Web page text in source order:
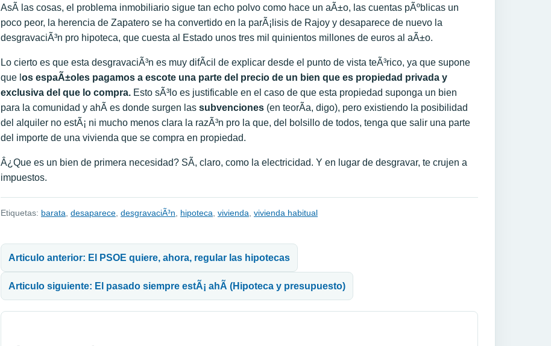
AsÃ­ las cosas, el problema inmobiliario sigue tan echo polvo como hace un aÃ±o, las cuentas pÃºblicas un
poco peor, la herencia de Zapatero se ha convertido en la parÃ¡lisis de Rajoy y desaparece de nuevo la
desgravaciÃ³n pro hipoteca, que cuesta al Estado unos tres mil quinientos millones de euros al aÃ±o.
Lo cierto es que esta desgravaciÃ³n es muy difÃ­cil de explicar desde el punto de vista teÃ³rico, ya que supone
que l os espaÃ±oles pagamos a escote una parte del precio de un bien que es propiedad privada y
exclusiva del que lo compra. Esto sÃ³lo es justificable en el caso de que esta propiedad suponga un bien
para la comunidad y ahÃ­ es donde surgen las subvenciones (en teorÃ­a, digo), pero existiendo la posibilidad
del alquiler no estÃ¡ ni mucho menos clara la razÃ³n pro la que, del bolsillo de todos, tenga que salir una parte
del importe de una vivienda que se compra en propiedad.
Â¿Que es un bien de primera necesidad? SÃ­, claro, como la electricidad. Y en lugar de desgravar, te crujen a
impuestos.
Etiquetas: barata desaparece desgravaciÃ³n hipoteca vivienda vivienda habitual
Articulo anterior: El PSOE quiere, ahora, regular las hipotecas
Articulo siguiente: El pasado siempre estÃ¡ ahÃ­ (Hipoteca y presupuesto)